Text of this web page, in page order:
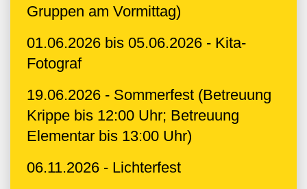
Gruppen am Vormittag)
01.06.2026 bis 05.06.2026 - Kita-
Fotograf
19.06.2026 - Sommerfest (Betreuung
Krippe bis 12:00 Uhr; Betreuung
Elementar bis 13:00 Uhr)
06.11.2026 - Lichterfest